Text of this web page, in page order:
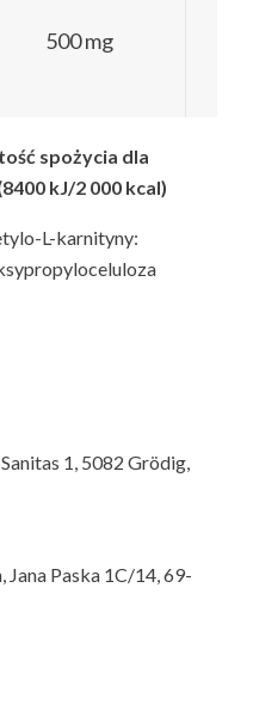
500 mg
spożycia dla
kJ/2 000 kcal)
L-karnityny:
1, 5082 Grödig,
Jana Paska 1C/14, 69-